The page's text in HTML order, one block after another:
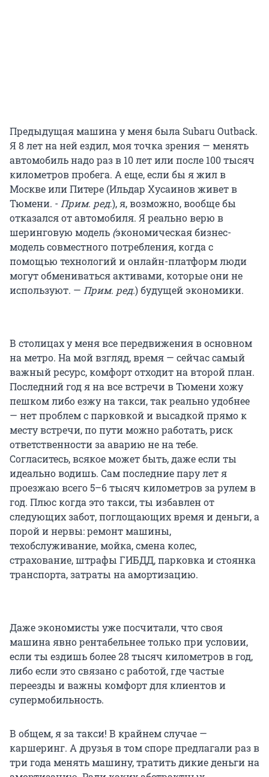
Предыдущая машина у меня была Subaru Outback.
Я 8 лет на ней ездил, моя точка зрения — менять
автомобиль надо раз в 10 лет или после 100 тысяч
километров пробега. А еще, если бы я жил в
Москве или Питере (Ильдар Хусаинов живет в
Тюмени. - Прим. ред.), я, возможно, вообще бы
отказался от автомобиля. Я реально верю в
шеринговую модель (экономическая бизнес-
модель совместного потребления, когда с
помощью технологий и онлайн-платформ люди
могут обмениваться активами, которые они не
используют. — Прим. ред.) будущей экономики.
В столицах у меня все передвижения в основном
на метро. На мой взгляд, время — сейчас самый
важный ресурс, комфорт отходит на второй план.
Последний год я на все встречи в Тюмени хожу
пешком либо езжу на такси, так реально удобнее
— нет проблем с парковкой и высадкой прямо к
месту встречи, по пути можно работать, риск
ответственности за аварию не на тебе.
Согласитесь, всякое может быть, даже если ты
идеально водишь. Сам последние пару лет я
проезжаю всего 5–6 тысяч километров за рулем в
год. Плюс когда это такси, ты избавлен от
следующих забот, поглощающих время и деньги, а
порой и нервы: ремонт машины,
техобслуживание, мойка, смена колес,
страхование, штрафы ГИБДД, парковка и стоянка
транспорта, затраты на амортизацию.
Даже экономисты уже посчитали, что своя
машина явно рентабельнее только при условии,
если ты ездишь более 28 тысяч километров в год,
либо если это связано с работой, где частые
переезды и важны комфорт для клиентов и
супермобильность.
В общем, я за такси! В крайнем случае —
каршеринг. А друзья в том споре предлагали раз в
три года менять машину, тратить дикие деньги на